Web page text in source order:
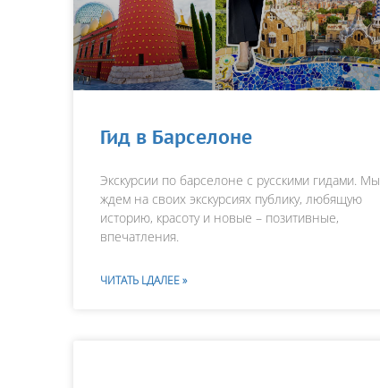
Гид в Барселоне
Экскурсии по барселоне с русскими гидами. Мы
ждем на своих экскурсиях публику, любящую
историю, красоту и новые – позитивные,
впечатления.
ЧИТАТЬ LДАЛЕЕ »